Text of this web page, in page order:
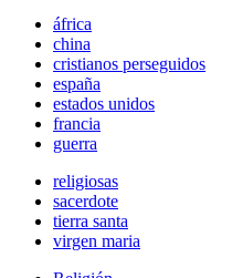
áfrica
china
cristianos perseguidos
españa
estados unidos
francia
guerra
religiosas
sacerdote
tierra santa
virgen maria